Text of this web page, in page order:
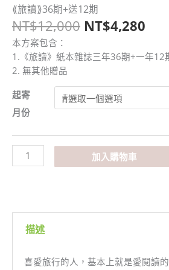
⟪旅讀⟫36期+送12期
NT$12,000
原
始
格：
NT$12,000。
NT$4,280
格
本方案包含：
1.《旅讀》紙本雜誌三年36期+一年12
2. 無其他贈品
起寄
月份
⟪旅
讀⟫
36
期
+送
期
數
量
加入購物車
描述
喜愛旅行的人，基本上就是愛閱讀的